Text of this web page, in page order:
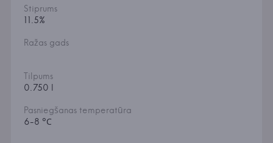
Stiprums
11.5%
Ražas gads
Tilpums
0.750 l
Pasniegšanas temperatūra
6-8 °С